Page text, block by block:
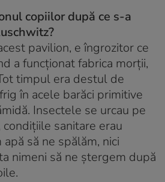
copiilor după ce s-a
pavilion, e îngrozitor ce
a funcționat fabrica morții,
timpul era destul de
în acele barăci primitive
Insectele se urcau pe
sanitare erau
să ne spălăm, nici
nimeni să ne ștergem după